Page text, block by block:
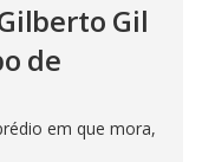
Gil
de
em que mora,